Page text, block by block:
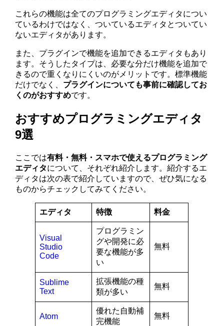
これらの機能は全てのプログラミングエディタについ
ているわけではなく、ついているエディタとついてい
ないエディタがあります。
また、プラグインで機能を追加できるエディタもあり
ます。そうしたタイプは、必要な分だけ機能を追加で
きるので重くなりにくいのがメリットです。標準機能
だけでなく、 プラグインについても事前に確認してお
くのがおすすめです。
おすすめプログラミングエディタ
9選
ここでは有料・無料・スマホで使えるプログラミング
エディタについて、それぞれ紹介します。紹介するエ
ディタは次の表で紹介していますので、ぜひ気になる
ものからチェックしてみてください。
エディタ 特徴 料金
Visual
Studio
Code
プログラミン
グや開発に必
要な機能が多
い
無料
Sublime
Text
拡張機能の種
類が多い
無料
Atom
優れた自動補
完機能
無料